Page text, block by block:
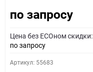
по запросу
Цена без ECOном скидки:
по запросу
Артикул: 55683